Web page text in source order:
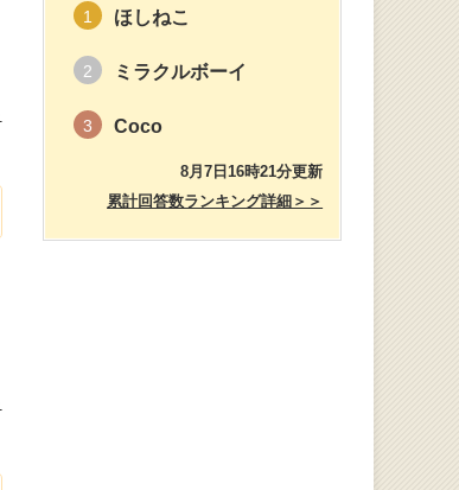
1 ほしねこ
2 ミラクルボーイ
3 Coco
8月7日16時21分更新
累計回答数ランキング詳細＞＞